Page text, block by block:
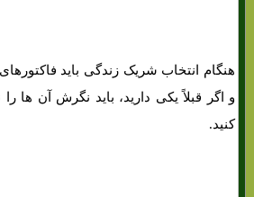
هنگام انتخاب شریک زندگی باید
و اگر قبلاً یکی دارید، باید نگرش آن ها
کنید.